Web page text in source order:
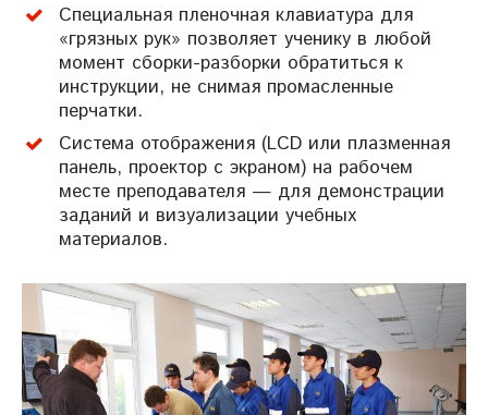
Специальная пленочная клавиатура для
«грязных рук» позволяет ученику в любой
момент сборки-разборки обратиться к
инструкции, не снимая промасленные
перчатки.
Система отображения (LCD или плазменная
панель, проектор с экраном) на рабочем
месте преподавателя — для демонстрации
заданий и визуализации учебных
материалов.